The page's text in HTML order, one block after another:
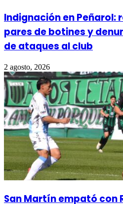
Indignación en Peñarol:
pares de botines y
de ataques al club
2 agosto, 2026
San Martín empató con